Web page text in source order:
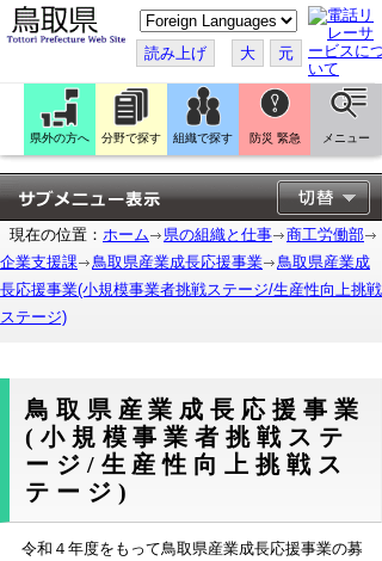
こ
の
ペ
ー
ジ
翻
訳
す
る
読み上げ 大 元
県外の方へ 分野で探す 組織で探す 防災 緊急 メニュー
現在の位置： ホーム 県の組織と仕事
商工労働部
企業支援課
鳥取県産業成長応援事業
鳥取県産業成
長応援事業(小規模事業者挑戦ステージ/生産性向上挑戦
ステージ)
鳥取県産業成長応援事業
(小規模事業者挑戦ステ
ージ/生産性向上挑戦ス
テージ)
令和４年度をもって鳥取県産業成長応援事業の募